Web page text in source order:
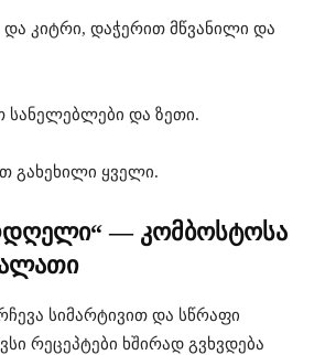
კიტრი, დაჭერით მწვანილი და
სანელებლები და ზეთი.
გახეხილი ყველი.
— კომბოსტოსა
სიმარტივით და სწრაფი
რეცეპტები ხშირად გვხვდება